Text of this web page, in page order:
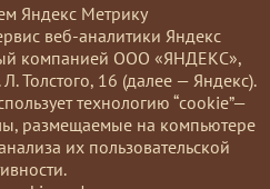
Яндекс Метрику
веб-аналитики Яндекс
компанией ООО «ЯНДЕКС»,
Толстого, 16 (далее — Яндекс).
технологию “cookie”—
размещаемые на компьютере
их пользовательской